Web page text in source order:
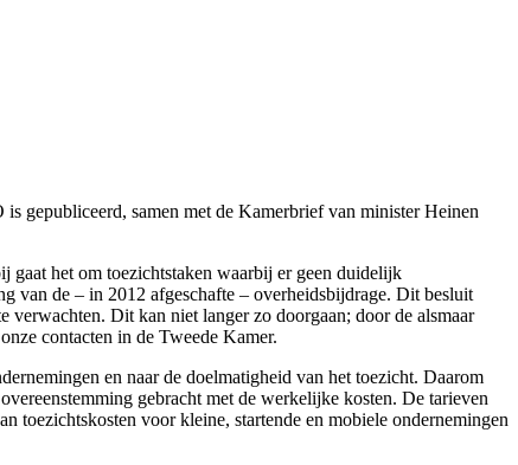
gepubliceerd, samen met de Kamerbrief van minister Heinen
gaat het om toezichtstaken waarbij er geen duidelijk
van de – in 2012 afgeschafte – overheidsbijdrage. Dit besluit
verwachten. Dit kan niet langer zo doorgaan; door de alsmaar
contacten in de Tweede Kamer.
en naar de doelmatigheid van het toezicht. Daarom
gebracht met de werkelijke kosten. De tarieven
toezichtskosten voor kleine, startende en mobiele ondernemingen